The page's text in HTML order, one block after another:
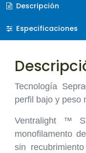
Descripción
Especificaciones
Tecnología
perfil bajo y peso
Ventralight ™
monofilamento
sin